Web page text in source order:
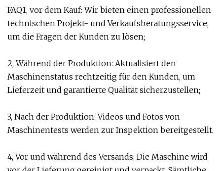
FAQ1, vor dem Kauf: Wir bieten einen professionellen
technischen Projekt- und Verkaufsberatungsservice,
um die Fragen der Kunden zu lösen;
2, Während der Produktion: Aktualisiert den
Maschinenstatus rechtzeitig für den Kunden, um
Lieferzeit und garantierte Qualität sicherzustellen;
3, Nach der Produktion: Videos und Fotos von
Maschinentests werden zur Inspektion bereitgestellt.
4, Vor und während des Versands: Die Maschine wird